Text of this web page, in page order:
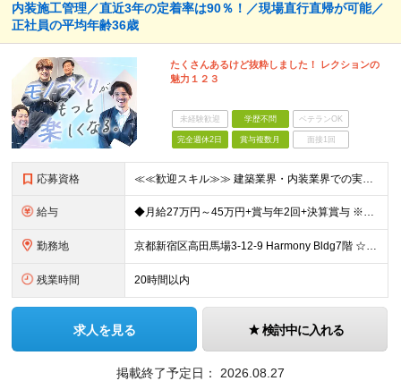
内装施工管理／直近3年の定着率は90％！／現場直行直帰が可能／
正社員の平均年齢36歳
たくさんあるけど抜粋しました！ レクションの
魅力１２３
未経験歓迎 学歴不問 ベテランOK
完全週休2日 賞与複数月 面接1回
応募資格 ≪≪歓迎スキル≫≫ 建築業界・内装業界での実務経験 （オフィスや店舗内装の施工管理経験がある方大歓迎） ≪≪必須スキル≫≫ ◆社会人経験が3年以上ある方 ◆要普免（AT限定可） 【未経験者も同時
給与 ◆月給27万円～45万円+賞与年2回+決算賞与 ※保有資格や経験、能力に応じて決定いたします ※試用期間3ヶ月あり（期間中の雇用形態・待遇の差異はありません） 【昇給】年1回…直近４期全社員1万円
勤務地 京都新宿区高田馬場3-12-9 Harmony Bldg7階 ☆旧事務所から近くの新築ビルに2026年7月末に移転完了☆ 旧事務所住所：東京都新宿区高田馬場3-14-3 八達ビル 1F （旧事務所
残業時間 20時間以内
求人を見る 検討中に入れる
掲載終了予定日： 2026.08.27